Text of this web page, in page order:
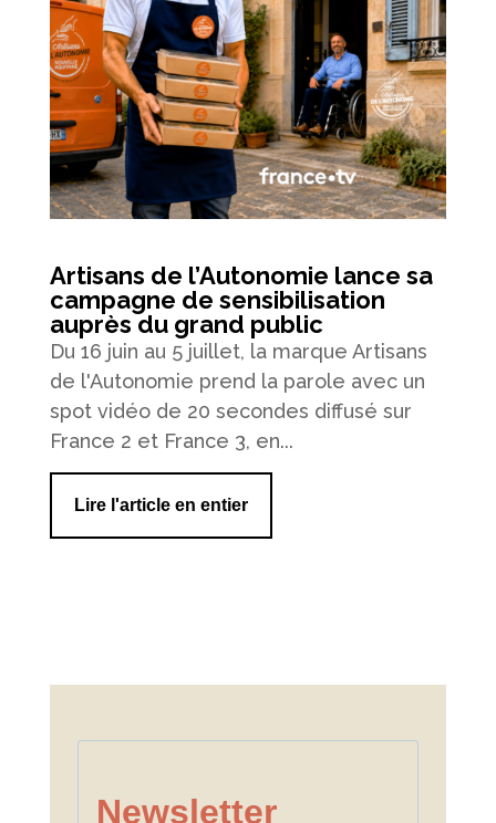
Artisans de l’Autonomie lance sa
campagne de sensibilisation
auprès du grand public
Du 16 juin au 5 juillet, la marque Artisans
de l'Autonomie prend la parole avec un
spot vidéo de 20 secondes diffusé sur
France 2 et France 3, en...
Lire l'article en entier